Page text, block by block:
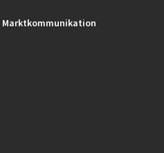
Marktkommunikation